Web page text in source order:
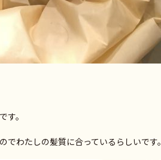
す。
わたしの髪質に合っているらしいです。